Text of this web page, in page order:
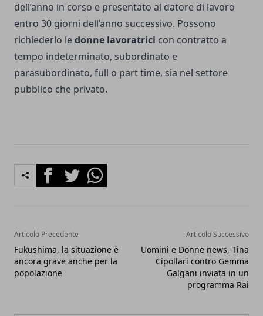
dell’anno in corso e presentato al datore di lavoro
entro 30 giorni dell’anno successivo. Possono
richiederlo ledonne lavoratrici con contratto a
tempo indeterminato, subordinato e
parasubordinato, full o part time, sia nel settore
pubblico che privato.
FacebookTwitterWhatsapp
Articolo Precedente
Fukushima, la situazione è
ancora grave anche per la
popolazione
Articolo Successivo
Uomini e Donne news, Tina
Cipollari contro Gemma
Galgani inviata in un
programma Rai